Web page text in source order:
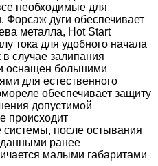
необходимые для
Форсаж дуги обеспечивает
металла, Hot Start
тока для удобного начала
случае залипания
оснащен большими
для естественного
обеспечивает защиту
допустимой
происходит
системы, после остывания
ранее
малыми габаритами